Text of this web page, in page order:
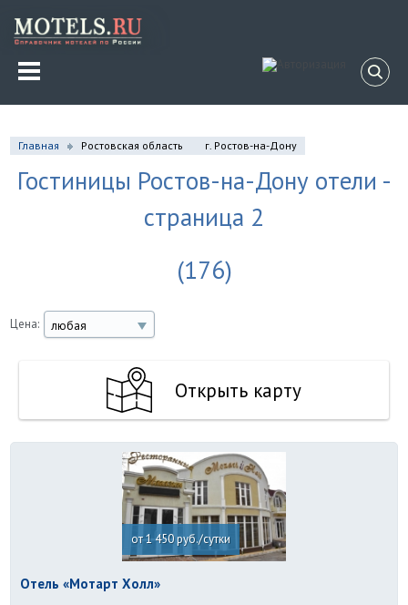
Главная Ростовская область г. Ростов-на-Дону
Гостиницы Ростов-на-Дону отели -
страница 2
(176)
Цена: любая
Открыть карту
от 1 450 руб./сутки
Отель «Мотарт Холл»